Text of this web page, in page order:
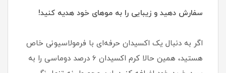
سفارش دهید و زیبایی را به موهای خود هدیه کنید!
اگر به دنبال یک اکسیدان حرفه‌ای با فرمولاسیونی خاص
هستید، همین حالا کرم اکسیدان 6 درصد دوماسی را به